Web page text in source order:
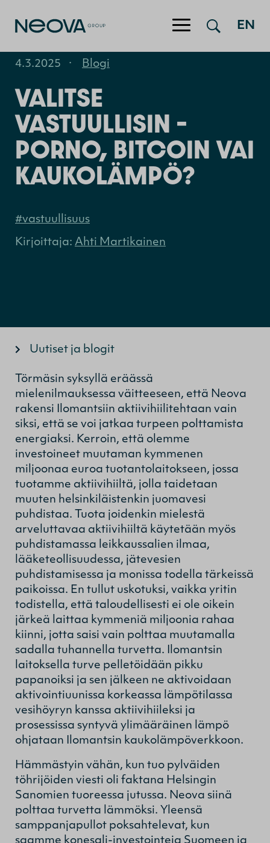
Hyppää sisältöön EN
4.3.2025 · Blogi
VALITSE
VASTUULLISIN –
PORNO, BITCOIN VAI
KAUKOLÄMPÖ?
#vastuullisuus
Kirjoittaja: Ahti Martikainen
Uutiset ja blogit
Törmäsin syksyllä eräässä
mielenilmauksessa väitteeseen, että Neova
rakensi Ilomantsiin aktiivihiilitehtaan vain
siksi, että se voi jatkaa turpeen polttamista
energiaksi. Kerroin, että olemme
investoineet muutaman kymmenen
miljoonaa euroa tuotantolaitokseen, jossa
tuotamme aktiivihiiltä, jolla taidetaan
muuten helsinkiläistenkin juomavesi
puhdistaa. Tuota joidenkin mielestä
arveluttavaa aktiivihiiltä käytetään myös
puhdistamassa leikkaussalien ilmaa,
lääketeollisuudessa, jätevesien
puhdistamisessa ja monissa todella tärkeissä
paikoissa. En tullut uskotuksi, vaikka yritin
todistella, että taloudellisesti ei ole oikein
järkeä laittaa kymmeniä miljoonia rahaa
kiinni, jotta saisi vain polttaa muutamalla
sadalla tuhannella turvetta. Ilomantsin
laitoksella turve pelletöidään pikku
papanoiksi ja sen jälkeen ne aktivoidaan
aktivointiuunissa korkeassa lämpötilassa
vesihöyryn kanssa aktiivihiileksi ja
prosessissa syntyvä ylimääräinen lämpö
ohjataan Ilomantsin kaukolämpöverkkoon.
Hämmästyin vähän, kun tuo pylväiden
töhrijöiden viesti oli faktana Helsingin
Sanomien tuoreessa jutussa. Neova siinä
polttaa turvetta lämmöksi. Yleensä
samppanjapullot poksahtelevat, kun
saamme konesali-investointeja Suomeen ja